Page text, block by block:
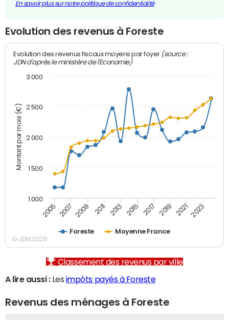
En savoir plus sur notre politique de confidentialité
Evolution des revenus à Foreste
Montant par mois (€)
Evolution des revenus fiscaux moyens par foyer (source :
JDN d'après le ministère de l'Economie)
Foreste Moyenne France
2005 2007 2009 2011 2013 2015 2017 2019 2021 2023
1 000
1 500
2 000
2 500
3 000
© JDN 2026
Classement des revenus par ville
A lire aussi :Les impôts payés à Foreste
Revenus des ménages à Foreste